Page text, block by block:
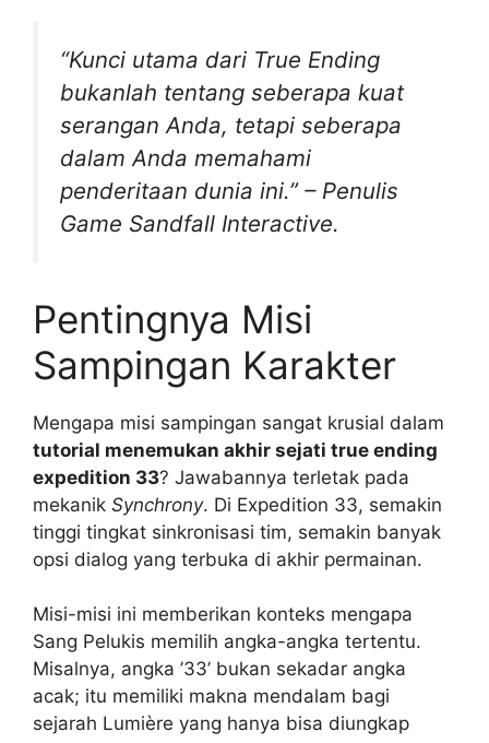
“Kunci utama dari True Ending
bukanlah tentang seberapa kuat
serangan Anda, tetapi seberapa
dalam Anda memahami
penderitaan dunia ini.” – Penulis
Game Sandfall Interactive.
Pentingnya Misi
Sampingan Karakter
Mengapa misi sampingan sangat krusial dalam
tutorial menemukan akhir sejati true ending
expedition 33? Jawabannya terletak pada
mekanik Synchrony. Di Expedition 33, semakin
tinggi tingkat sinkronisasi tim, semakin banyak
opsi dialog yang terbuka di akhir permainan.
Misi-misi ini memberikan konteks mengapa
Sang Pelukis memilih angka-angka tertentu.
Misalnya, angka ’33’ bukan sekadar angka
acak; itu memiliki makna mendalam bagi
sejarah Lumière yang hanya bisa diungkap